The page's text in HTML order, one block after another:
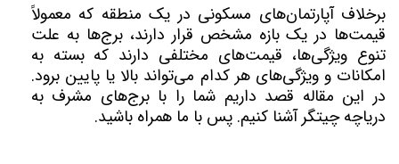
برخلاف آپارتمان‌های مسکونی در یک منطقه که معمولاً
قیمت‌ها در یک بازه مشخص قرار دارند، برج‌ها به علت
تنوع ویژگی‌ها، قیمت‌های مختلفی دارند که بسته به
امکانات و ویژگی‌های هر کدام می‌تواند بالا یا پایین برود.
در این مقاله قصد داریم شما را با برج‌های مشرف به
دریاچه چیتگر آشنا کنیم. پس با ما همراه باشید.